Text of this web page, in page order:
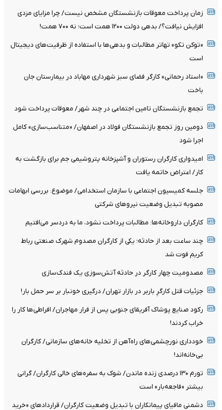
زمان پرداخت معوقات بازنشستگان مشخص نیست/ چرا مزایای مزدی
افزایش نیافت؟/ بدهی دولت ۱۲۰۰ همت است؛ نه ۷۰۰ همت!
«توکن تکو» تهاتر مطالبات و بدهی‌ها با استفاده از ظرفیت‌های دیجیتال
است
«استاد رحمانی» کارگر فضای سبز شهرداری مهاباد در بیمارستان جان
باخت
تجمع بازنشستگان تامین اجتماعی در چند شهر/ معوقات پرداخت شود
دومین روز تجمع بازنشستگان فولاد در اصفهان/ «متناسب‌سازی» کامل
اجرا شود
امیدواری کارگران رستوران و آشپزخانه پتروشیمی جم برای بازگشت به
کار/ اعتراض خاتمه یافت
جلسه کمیسیون اجتماعی با سازمان استخدامی/ موضوع: بررسی ابهامات
مصوبه تبدیل وضعیت نیروهای شرکتی
کارگران داروخانه‌ها: مطالبات پرداخت نشود، ما به دردسر می‌افتیم
چند ساعت بعد از حادثه؛ یکی از کارگران مصدوم شهرک صنعتی رباط
کریم فوت شد
مصدومیت چهار کارگر در حادثه آتش‌سوزی یک فندک‌سازی
جزئیات قتل کارگرِ باربر در بازار تهران/ درگیری خونبار بر سر حمل بار!
رکود صنایع پوشاک آفریقای جنوبی پس از فرار مهاجران/ افراطی‌ها کار را
خراب کردند!
خودداری نورچشمی‌های راه‌آهن از تخلیه خانه‌های سازمانی/ کارگران
بی‌خانه‌اند!
تورم ۱۳۰ درصدی زنده ماندن/ شوک به سفره‌های خالی کارگران/ گرانی
بیشتر «فاجعه‌بار» است
دشمنی مافیای پیمانکاران با تبدیل وضعیت کارگران/ قرارداد‌های «خرید